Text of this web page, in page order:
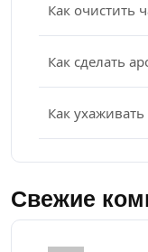
Как очистить
Как сделать
Как
Свежие